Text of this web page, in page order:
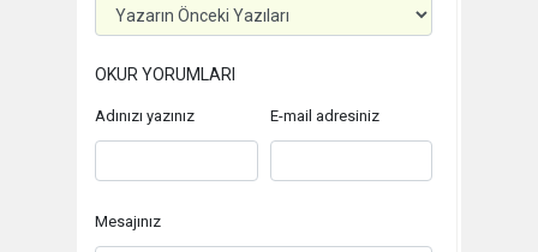
OKUR YORUMLARI
Adınızı yazınız E-mail adresiniz
Mesajınız